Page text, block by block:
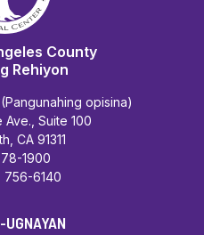
County
Rehiyon
opisina)
Suite 100
CA 91311
1900
756-6140